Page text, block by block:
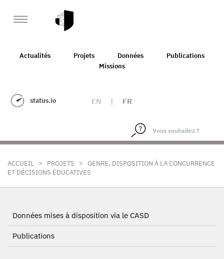
Actualités Projets Données
Publications
Missions
status.io EN | FR
ACCUEIL > PROJETS > GENRE, DISPOSITION À LA CONCURRENCE
ET DÉCISIONS ÉDUCATIVES
Données mises à disposition via le CASD
Publications